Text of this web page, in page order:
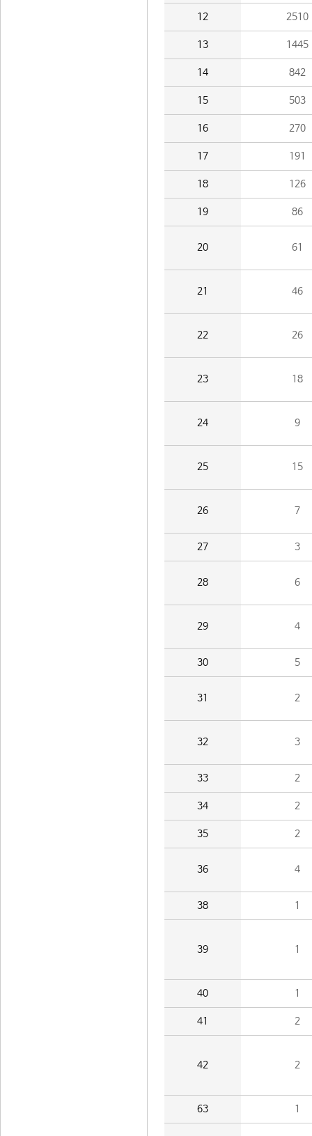
12 2510
13 1445
14 842
15 503
16 270
17 191
18 126
19 86
20 61
21 46
22 26
23 18
24 9
25 15
26 7
27 3
28 6
29 4
30 5
31 2
32 3
33 2
34 2
35 2
36 4
38 1
39 1
40 1
41 2
42 2
63 1